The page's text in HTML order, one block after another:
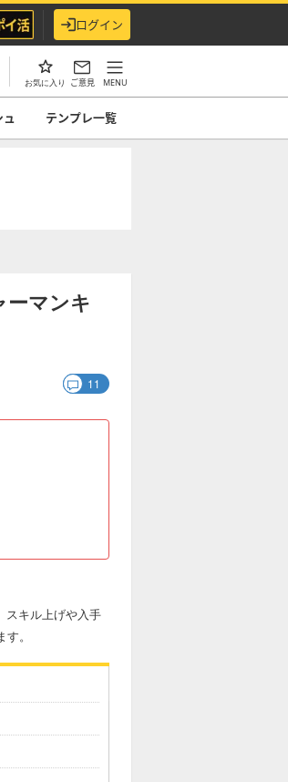
ログイン
お気に入り ご意見 MENU
ュ テンプレ一覧
ーマンキ
11
スキル上げや入手
。